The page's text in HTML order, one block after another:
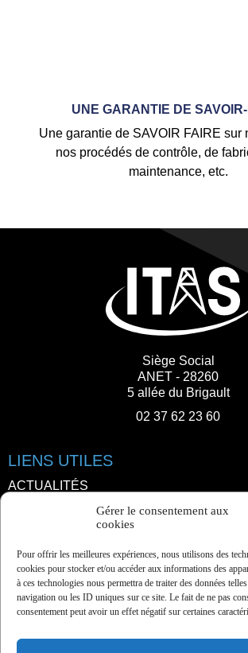
Gérer le consentement aux
cookies
Pour offrir les meilleures expériences, nous utilisons des
cookies pour stocker et/ou accéder aux informations des
à ces technologies nous permettra de traiter des données
navigation ou les ID uniques sur ce site. Le fait de ne pas
consentement peut avoir un effet négatif sur certaines
UNE GARANTIE DE
Une garantie de SAVOIR FAIRE sur
nos procédés de contrôle, de
maintenance, etc.
Siège Social
ANET - 28260
5 allée du Brigault
02 37 62 23 60
LIENS UTILES
ACTUALITÉS